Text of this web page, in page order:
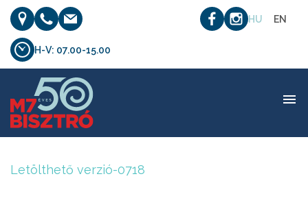
HU EN
H-V: 07.00-15.00
Letölthető verzió-0718
Letölthető verzió-0718